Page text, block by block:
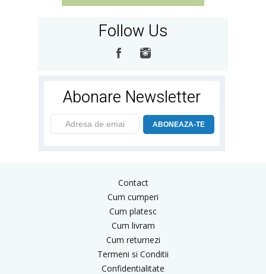
Follow Us
Abonare Newsletter
ABONEAZA-TE
Contact
Cum cumperi
Cum platesc
Cum livram
Cum returnezi
Termeni si Conditii
Confidentialitate